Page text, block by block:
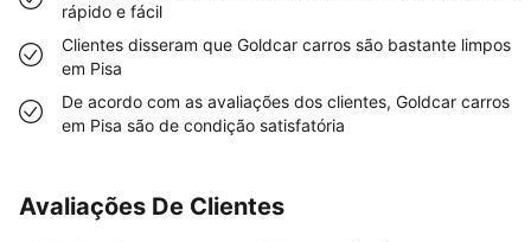
rápido e fácil
Clientes disseram que Goldcar carros são bastante limpos
em Pisa
De acordo com as avaliações dos clientes, Goldcar carros
em Pisa são de condição satisfatória
Avaliações De Clientes